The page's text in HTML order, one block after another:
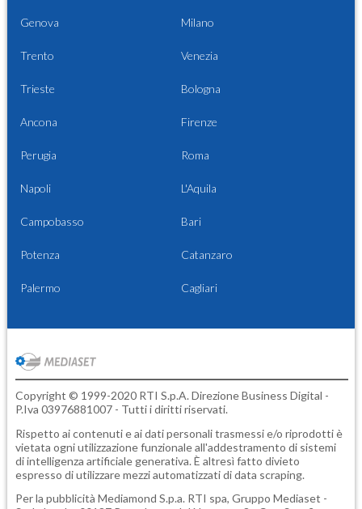
Genova Milano
Trento Venezia
Trieste Bologna
Ancona Firenze
Perugia Roma
Napoli L'Aquila
Campobasso Bari
Potenza Catanzaro
Palermo Cagliari
Copyright © 1999-2020 RTI S.p.A. Direzione Business Digital -
P.Iva 03976881007 - Tutti i diritti riservati.
Rispetto ai contenuti e ai dati personali trasmessi e/o riprodotti è
vietata ogni utilizzazione funzionale all'addestramento di sistemi
di intelligenza artificiale generativa. È altresì fatto divieto
espresso di utilizzare mezzi automatizzati di data scraping.
Per la pubblicità Mediamond S.p.a. RTI spa, Gruppo Mediaset -